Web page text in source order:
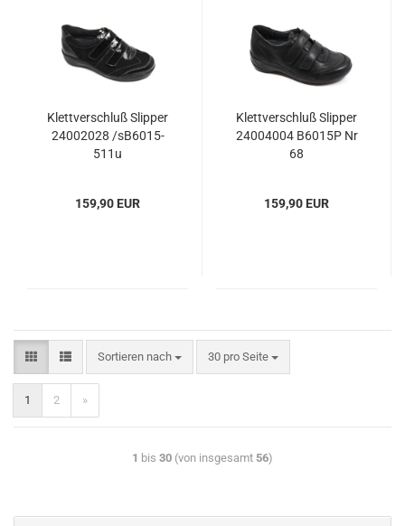
Klettverschluß Slipper
24002028 /sB6015-
511u
159,90 EUR
Klettverschluß Slipper
24004004 B6015P Nr
68
159,90 EUR
Sortieren nach 30 pro Seite
1 2 »
1 bis 30 (von insgesamt 56)